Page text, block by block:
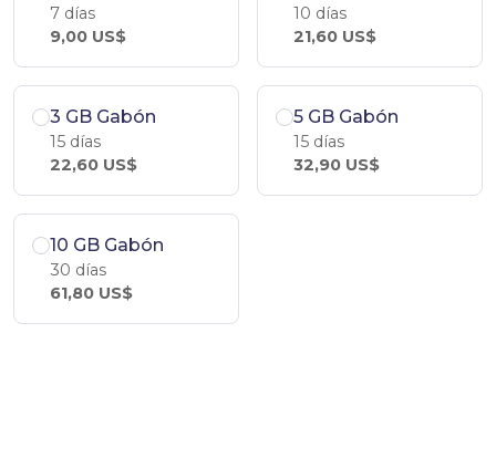
7 días
9,00 US$
10 días
21,60 US$
3 GB Gabón
15 días
22,60 US$
5 GB Gabón
15 días
32,90 US$
10 GB Gabón
30 días
61,80 US$